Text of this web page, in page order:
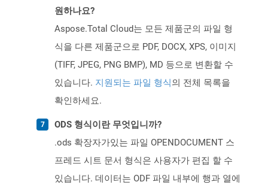
원하나요?
Aspose.Total Cloud는 모든 제품군의 파일 형
식을 다른 제품군으로 PDF, DOCX, XPS, 이미지
(TIFF, JPEG, PNG BMP), MD 등으로 변환할 수
있습니다. 지원되는 파일 형식의 전체 목록을
확인하세요.
ODS 형식이란 무엇입니까?
.ods 확장자가있는 파일 OPENDOCUMENT 스
프레드 시트 문서 형식은 사용자가 편집 할 수
있습니다. 데이터는 ODF 파일 내부에 행과 열에